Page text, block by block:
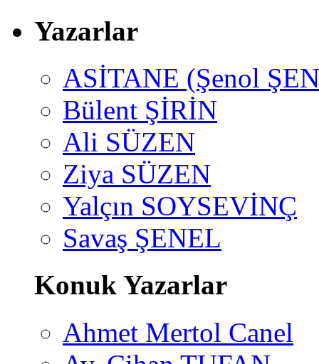
Yazarlar
ASİTANE (Şenol
Bülent ŞİRİN
Ali SÜZEN
Ziya SÜZEN
Yalçın SOYSEVİNÇ
Savaş ŞENEL
Konuk Yazarlar
Ahmet Mertol Canel